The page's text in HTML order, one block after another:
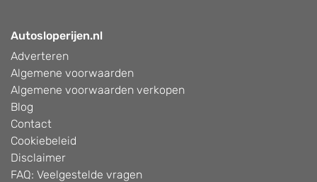
Autosloperijen.nl
Adverteren
Algemene voorwaarden
Algemene voorwaarden verkopen
Blog
Contact
Cookiebeleid
Disclaimer
FAQ: Veelgestelde vragen